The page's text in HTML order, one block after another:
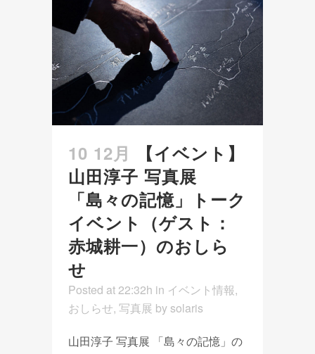
10 12月
【イベント】
山田淳子 写真展
「島々の記憶」トーク
イベント（ゲスト：
赤城耕一）のおしら
せ
Posted at 22:32h in イベント情報,
おしらせ, 写真展 by solaris
山田淳子 写真展 「島々の記憶」の